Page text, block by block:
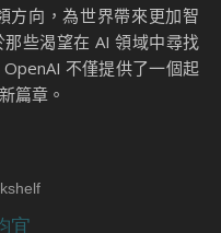
方向，為世界帶來更加智
些渴望在 AI 領域中尋找
不僅提供了一個起
篇章。